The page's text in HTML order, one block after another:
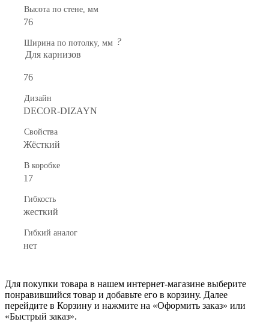
Высота по стене, мм
76
Ширина по потолку, мм ?
Для карнизов
76
Дизайн
DECOR-DIZAYN
Свойства
Жёсткий
В коробке
17
Гибкость
жесткий
Гибкий аналог
нет
Для покупки товара в нашем интернет-магазине выберите
понравившийся товар и добавьте его в корзину. Далее
перейдите в Корзину и нажмите на «Оформить заказ» или
«Быстрый заказ».